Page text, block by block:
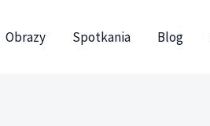
Obrazy Spotkania Blog